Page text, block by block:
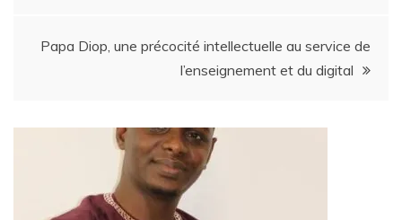
Papa Diop, une précocité intellectuelle au service de
l’enseignement et du digital